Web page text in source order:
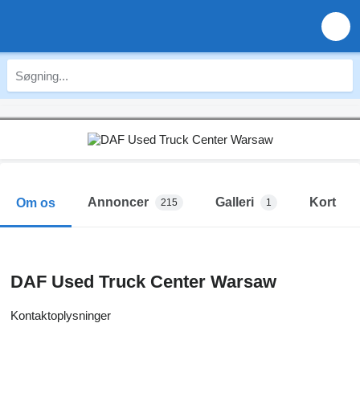
Om os Annoncer 215 Galleri 1 Kort
DAF Used Truck Center Warsaw
Kontaktoplysninger